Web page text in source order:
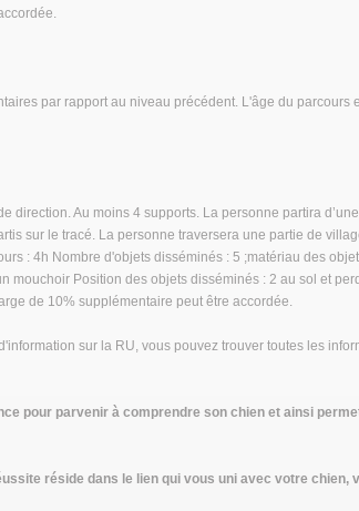
par rapport au niveau précédent. L'âge du parcours
direction. Au moins 4 supports. La personne partira
sur le tracé. La personne traversera une partie de
: 4h Nombre d'objets disséminés : 5 ;matériau des
Position des objets disséminés : 2 au sol et
de 10% supplémentaire peut être accordée.
sur la RU, vous pouvez trouver toutes les
pour parvenir à comprendre son chien et ainsi
réside dans le lien qui vous uni avec votre chien,